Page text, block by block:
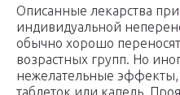
Описанные лекарства при
индивидуальной
обычно хорошо
возрастных групп. Но
нежелательные
таблеток или капель.